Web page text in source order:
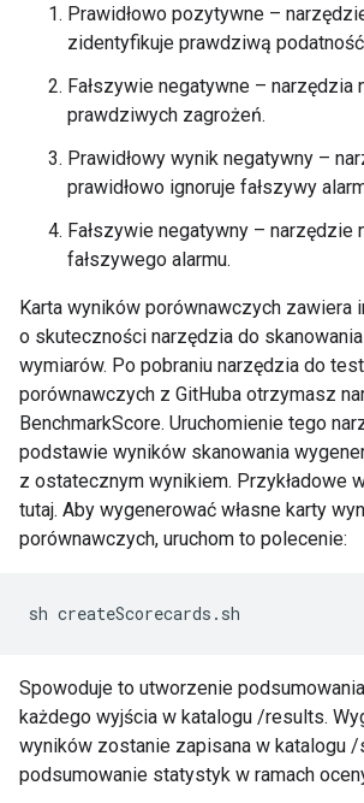
Prawidłowo pozytywne –
zidentyfikuje prawdziwą
Fałszywie negatywne – narzędzia
prawdziwych zagrożeń.
Prawidłowy wynik negatywny –
prawidłowo ignoruje fałszywy
Fałszywie negatywny – narzędzie
fałszywego alarmu.
Karta wyników porównawczych zawiera
o skuteczności narzędzia do
wymiarów. Po pobraniu narzędzia do
porównawczych z GitHuba otrzymasz
BenchmarkScore. Uruchomienie tego
podstawie wyników skanowania
z ostatecznym wynikiem. Przykładowe
tutaj. Aby wygenerować własne karty
porównawczych, uruchom to polecenie:
sh createScorecards.sh
Spowoduje to utworzenie
każdego wyjścia w katalogu /results.
wyników zostanie zapisana w katalogu
podsumowanie statystyk w ramach